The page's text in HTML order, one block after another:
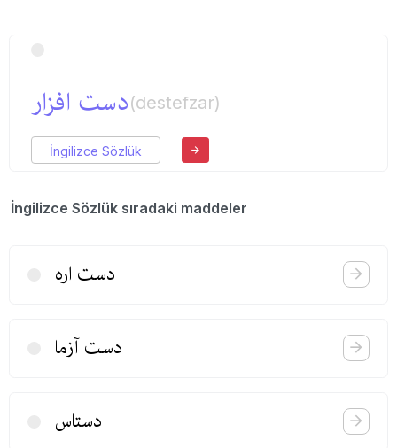
دست افزار(destefzar)
İngilizce Sözlük
İngilizce Sözlük sıradaki maddeler
دست اره
دست آزما
دستاس